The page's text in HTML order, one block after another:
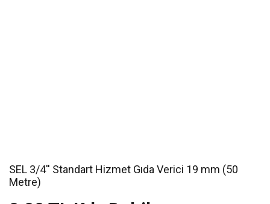
SEL 3/4'' Standart Hizmet Gıda Verici 19 mm (50
Metre)